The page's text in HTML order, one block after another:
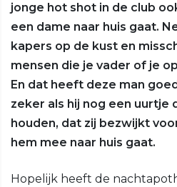
jonge hot shot in de club
een dame naar huis gaat.
kapers op de kust en
mensen die je vader of je
En dat heeft deze man
zeker als hij nog een uurtje
houden, dat zij bezwijkt
hem mee naar huis gaat.
Hopelijk heeft de